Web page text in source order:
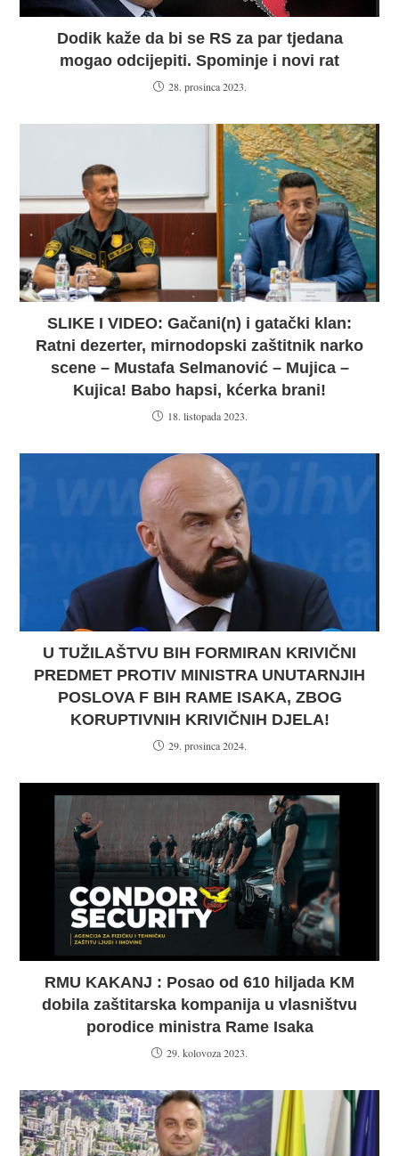
Dodik kaže da bi se RS za par tjedana
mogao odcijepiti. Spominje i novi rat
28. prosinca 2023.
SLIKE I VIDEO: Gačani(n) i gatački klan:
Ratni dezerter, mirnodopski zaštitnik narko
scene – Mustafa Selmanović – Mujica –
Kujica! Babo hapsi, kćerka brani!
18. listopada 2023.
U TUŽILAŠTVU BIH FORMIRAN KRIVIČNI
PREDMET PROTIV MINISTRA UNUTARNJIH
POSLOVA F BIH RAME ISAKA, ZBOG
KORUPTIVNIH KRIVIČNIH DJELA!
29. prosinca 2024.
RMU KAKANJ : Posao od 610 hiljada KM
dobila zaštitarska kompanija u vlasništvu
porodice ministra Rame Isaka
29. kolovoza 2023.